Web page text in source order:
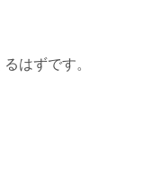
はずです。